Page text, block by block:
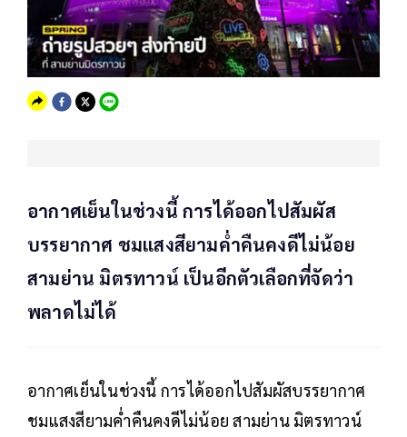
อากาศเย็นในช่วงนี้ การได้ออกไปสัมผัส
บรรยากาศ ชมแสงสียามค่ำคืนคงดีไม่น้อย
สามย่าน มิตรทาวน์ เป็นอีกตัวเลือกที่จัดว่า
พลาดไม่ได้
อากาศเย็นในช่วงนี้ การได้ออกไปสัมผัสบรรยากาศ
ชมแสงสียามค่ำคืนคงดีไม่น้อย สามย่าน มิตรทาวน์